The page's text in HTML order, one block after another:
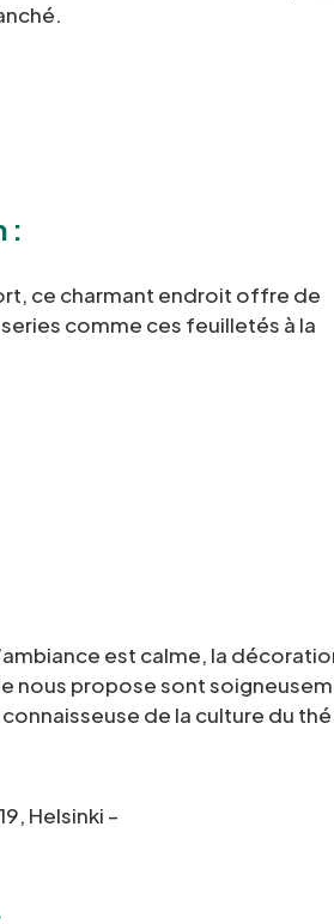
:
ce charmant endroit offre de
comme ces feuilletés à la
est calme, la
nous propose sont
de la culture du
Helsinki –